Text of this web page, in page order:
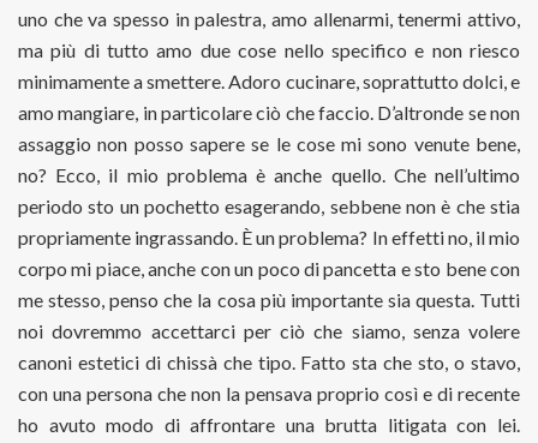
uno che va spesso in palestra, amo allenarmi, tenermi attivo,
ma più di tutto amo due cose nello specifico e non riesco
minimamente a smettere. Adoro cucinare, soprattutto dolci, e
amo mangiare, in particolare ciò che faccio. D’altronde se non
assaggio non posso sapere se le cose mi sono venute bene,
no? Ecco, il mio problema è anche quello. Che nell’ultimo
periodo sto un pochetto esagerando, sebbene non è che stia
propriamente ingrassando. È un problema? In effetti no, il mio
corpo mi piace, anche con un poco di pancetta e sto bene con
me stesso, penso che la cosa più importante sia questa. Tutti
noi dovremmo accettarci per ciò che siamo, senza volere
canoni estetici di chissà che tipo. Fatto sta che sto, o stavo,
con una persona che non la pensava proprio così e di recente
ho avuto modo di affrontare una brutta litigata con lei.